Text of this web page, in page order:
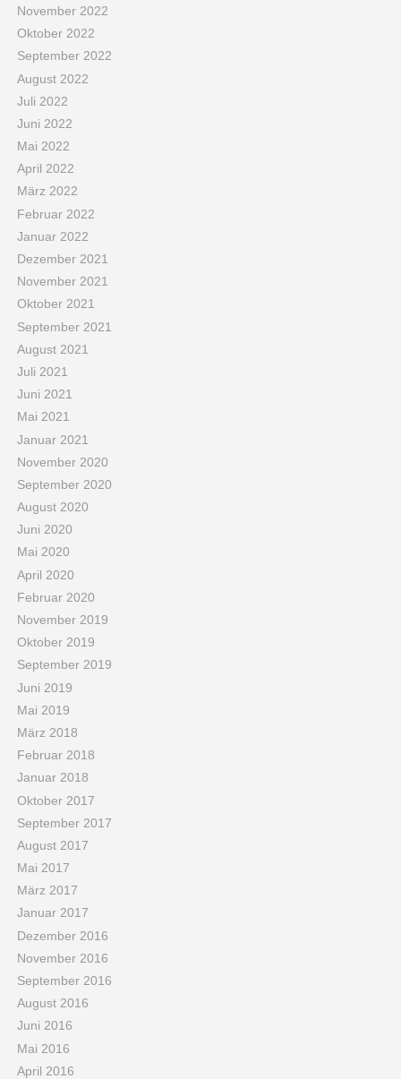
November 2022
Oktober 2022
September 2022
August 2022
Juli 2022
Juni 2022
Mai 2022
April 2022
März 2022
Februar 2022
Januar 2022
Dezember 2021
November 2021
Oktober 2021
September 2021
August 2021
Juli 2021
Juni 2021
Mai 2021
Januar 2021
November 2020
September 2020
August 2020
Juni 2020
Mai 2020
April 2020
Februar 2020
November 2019
Oktober 2019
September 2019
Juni 2019
Mai 2019
März 2018
Februar 2018
Januar 2018
Oktober 2017
September 2017
August 2017
Mai 2017
März 2017
Januar 2017
Dezember 2016
November 2016
September 2016
August 2016
Juni 2016
Mai 2016
April 2016